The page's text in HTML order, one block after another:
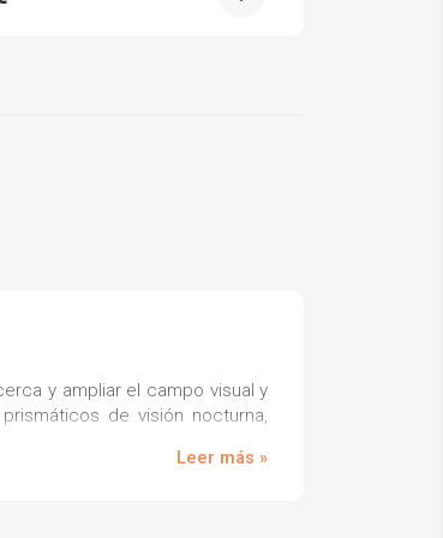
y ampliar el campo visual y
de visión nocturna,
para salir a cazar, unos
Leer más »